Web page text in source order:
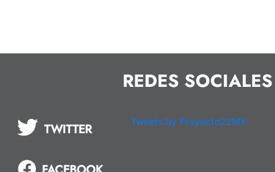
REDES SOCIALES
TWITTER Tweets by Proyecto22MX